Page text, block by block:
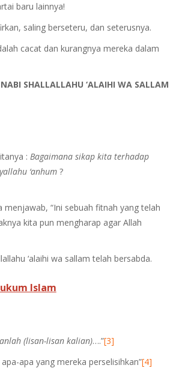
baru lainnya!
saling berseteru, dan seterusnya.
cacat dan kurangnya mereka dalam
SHALLALLAHU ‘ALAIHI WA SALLAM
: Bagaimana sikap kita terhadap
‘anhum?
“Ini sebuah fitnah yang telah
kita pun mengharap agar Allah
‘alaihi wa sallam telah bersabda.
Islam
(lisan-lisan kalian)….”[3]
apa yang mereka perselisihkan”[4]